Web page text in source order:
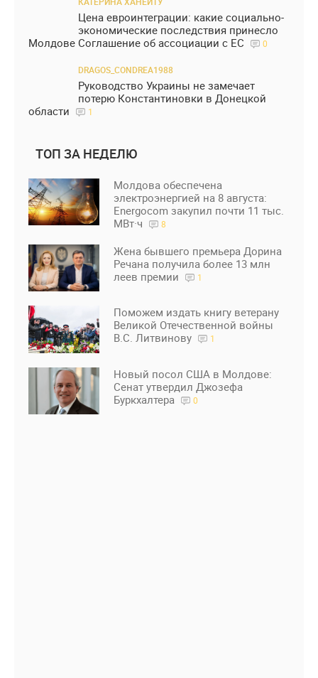
Цена евроинтеграции: какие социально-
экономические последствия принесло
Молдове Соглашение об ассоциации с ЕС
0
DRAGOS_CONDREA1988
Руководство Украины не замечает
потерю Константиновки в Донецкой
области
1
ТОП ЗА НЕДЕЛЮ
Молдова обеспечена
электроэнергией на 8 августа:
Energocom закупил почти 11 тыс.
МВт·ч
8
Жена бывшего премьера Дорина
Речана получила более 13 млн
леев премии
1
Поможем издать книгу ветерану
Великой Отечественной войны
В.С. Литвинову
1
Новый посол США в Молдове:
Сенат утвердил Джозефа
Буркхалтера
0